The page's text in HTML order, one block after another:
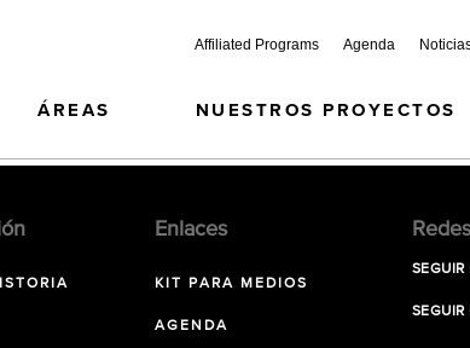
Affiliated Programs Agenda
ÁREAS NUESTROS PROYECTOS
Enlaces
KIT PARA MEDIOS
AGENDA
SEGUIR